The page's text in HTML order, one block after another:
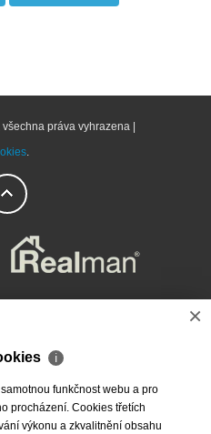
práva vyhrazena |
.
×
ℹ
funkčnost webu a pro
procházení. Cookies třetích
výkonu a zkvalitnění obsahu